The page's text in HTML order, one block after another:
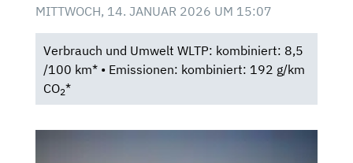
MITTWOCH, 14. JANUAR 2026 UM 15:07
Verbrauch und Umwelt WLTP: kombiniert: 8,5
/100 km* • Emissionen: kombiniert: 192 g/km
CO2*